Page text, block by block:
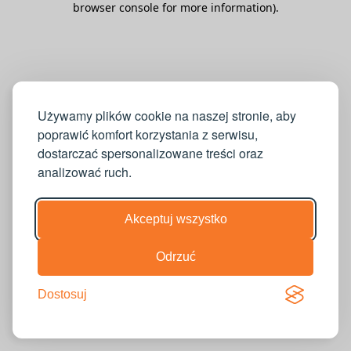
Używamy plików cookie na naszej stronie, aby
poprawić komfort korzystania z serwisu,
dostarczać spersonalizowane treści oraz
analizować ruch.
Akceptuj wszystko
Odrzuć
Dostosuj
browser console for more information).